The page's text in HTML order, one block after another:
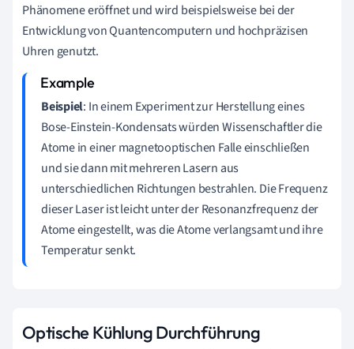
Phänomene eröffnet und wird beispielsweise bei der
Entwicklung von Quantencomputern und hochpräzisen
Uhren genutzt.
Beispiel: In einem Experiment zur Herstellung eines
Bose-Einstein-Kondensats würden Wissenschaftler die
Atome in einer magnetooptischen Falle einschließen
und sie dann mit mehreren Lasern aus
unterschiedlichen Richtungen bestrahlen. Die Frequenz
dieser Laser ist leicht unter der Resonanzfrequenz der
Atome eingestellt, was die Atome verlangsamt und ihre
Temperatur senkt.
Optische Kühlung Durchführung